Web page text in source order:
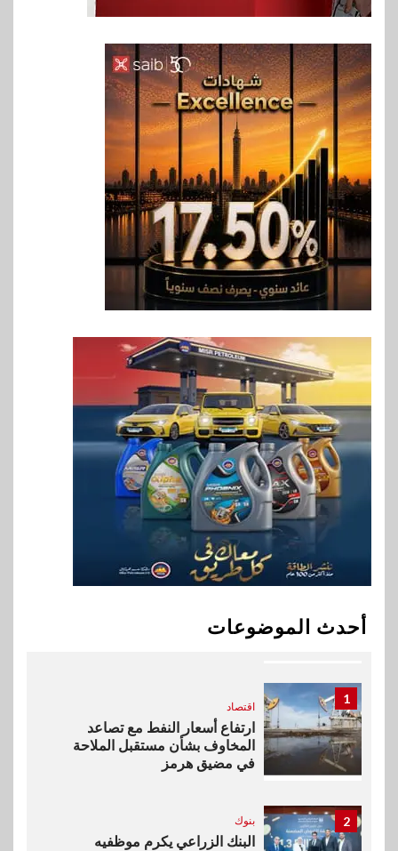
أحدث الموضوعات
6
بنوك
بنك QNB مصر يعزز جاهزية
المشروعات الصغيرة والمتوسطة
للنمو والتوسع
7 اخبار
فيكسد مصر و”حلول” تتشاركان
في تطوير أول منصة للسياحة
الصحية في مصر والشرق الأوسط
وأفريقيا Tour4Cure
8
سوق وصلة
هواوي: هاتف nova 15
Max بطارية ضخمة وتصميم متين
جهازًا مثاليًا للشباب
9 اقتصاد
إي اف چي فاينانس تستعرض
خطط نمو «بلد» لتعزيز حضورها
في سوق تحويلات المصريين
بالخارج
بيان توضيحي صادر عن شركة
ناتجاس
1
اقتصاد
ارتفاع أسعار النفط مع تصاعد
المخاوف بشأن مستقبل الملاحة
في مضيق هرمز
2 بنوك
البنك الزراعي يكرم موظفيه